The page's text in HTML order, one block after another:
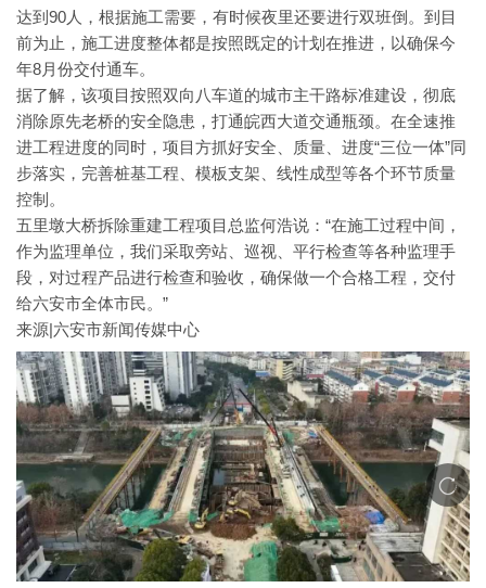
达到90人，根据施工需要，有时候夜里还要进行双班倒。到目
前为止，施工进度整体都是按照既定的计划在推进，以确保今
年8月份交付通车。
据了解，该项目按照双向八车道的城市主干路标准建设，彻底
消除原先老桥的安全隐患，打通皖西大道交通瓶颈。在全速推
进工程进度的同时，项目方抓好安全、质量、进度“三位一体”同
步落实，完善桩基工程、模板支架、线性成型等各个环节质量
控制。
五里墩大桥拆除重建工程项目总监何浩说：“在施工过程中间，
作为监理单位，我们采取旁站、巡视、平行检查等各种监理手
段，对过程产品进行检查和验收，确保做一个合格工程，交付
给六安市全体市民。”
来源|六安市新闻传媒中心